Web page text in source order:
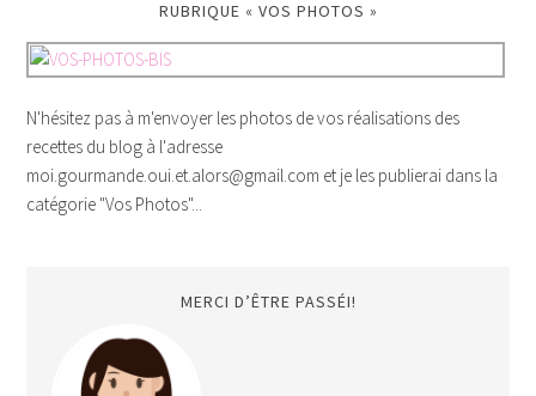
RUBRIQUE « VOS PHOTOS »
N'hésitez pas à m'envoyer les photos de vos réalisations des
recettes du blog à l'adresse
moi.gourmande.oui.et.alors@gmail.com et je les publierai dans la
catégorie "Vos Photos"...
MERCI D’ÊTRE PASSÉI!